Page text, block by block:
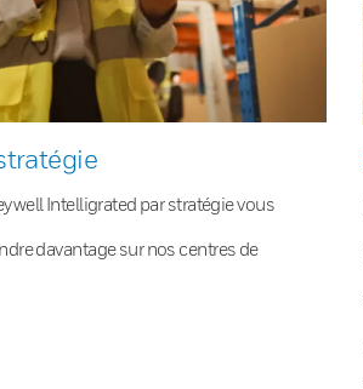
Intelligrated par stratégie vous
davantage sur nos centres de